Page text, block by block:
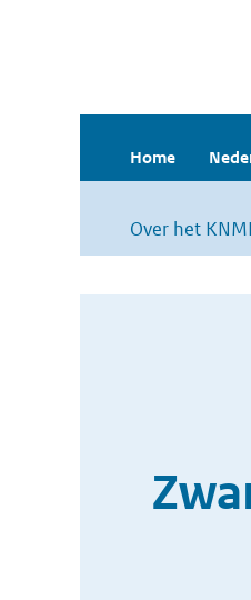
Home
Over het KNMI